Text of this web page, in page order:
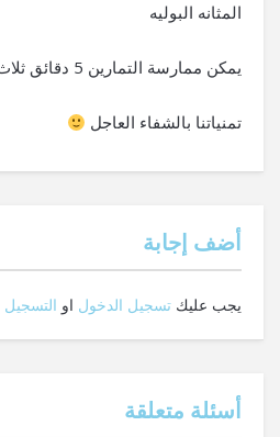
المثانه البوليه
يمكن ممارسة التمارين 5 دقائق ثلاث مرات يوميا
تمنياتنا بالشفاء العاجل
‫أضف إجابة
يجب عليك تسجيل الدخول او التسجيل
أسئلة متعلقة